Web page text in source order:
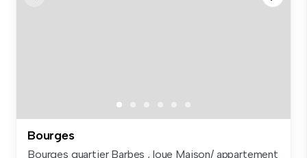
Bourges
Bourges quartier Barbes , loue Maison/ appartement